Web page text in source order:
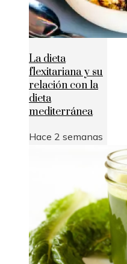
La dieta
flexitariana y su
relación con la
dieta
mediterránea
Hace 2 semanas